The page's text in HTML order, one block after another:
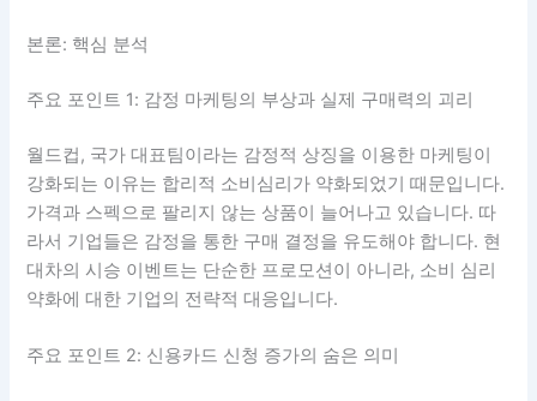
본론: 핵심 분석
주요 포인트 1: 감정 마케팅의 부상과 실제 구매력의 괴리
월드컵, 국가 대표팀이라는 감정적 상징을 이용한 마케팅이
강화되는 이유는 합리적 소비심리가 약화되었기 때문입니다.
가격과 스펙으로 팔리지 않는 상품이 늘어나고 있습니다. 따
라서 기업들은 감정을 통한 구매 결정을 유도해야 합니다. 현
대차의 시승 이벤트는 단순한 프로모션이 아니라, 소비 심리
약화에 대한 기업의 전략적 대응입니다.
주요 포인트 2: 신용카드 신청 증가의 숨은 의미